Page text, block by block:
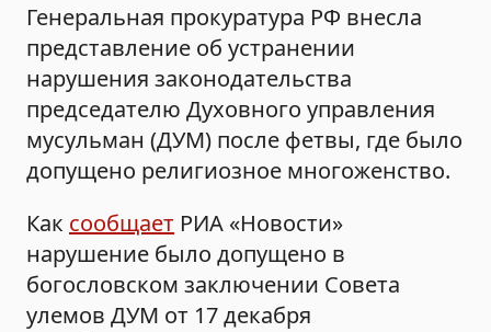
Генеральная прокуратура РФ внесла
представление об устранении
нарушения законодательства
председателю Духовного управления
мусульман (ДУМ) после фетвы, где было
допущено религиозное многоженство.
Как сообщает РИА «Новости»
нарушение было допущено в
богословском заключении Совета
улемов ДУМ от 17 декабря